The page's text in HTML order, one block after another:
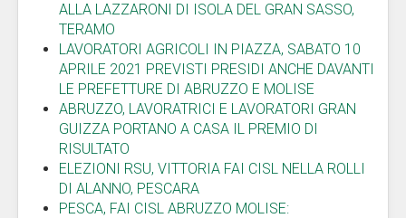
ALLA LAZZARONI DI ISOLA DEL GRAN SASSO,
TERAMO
LAVORATORI AGRICOLI IN PIAZZA, SABATO 10
APRILE 2021 PREVISTI PRESIDI ANCHE DAVANTI
LE PREFETTURE DI ABRUZZO E MOLISE
ABRUZZO, LAVORATRICI E LAVORATORI GRAN
GUIZZA PORTANO A CASA IL PREMIO DI
RISULTATO
ELEZIONI RSU, VITTORIA FAI CISL NELLA ROLLI
DI ALANNO, PESCARA
PESCA, FAI CISL ABRUZZO MOLISE: